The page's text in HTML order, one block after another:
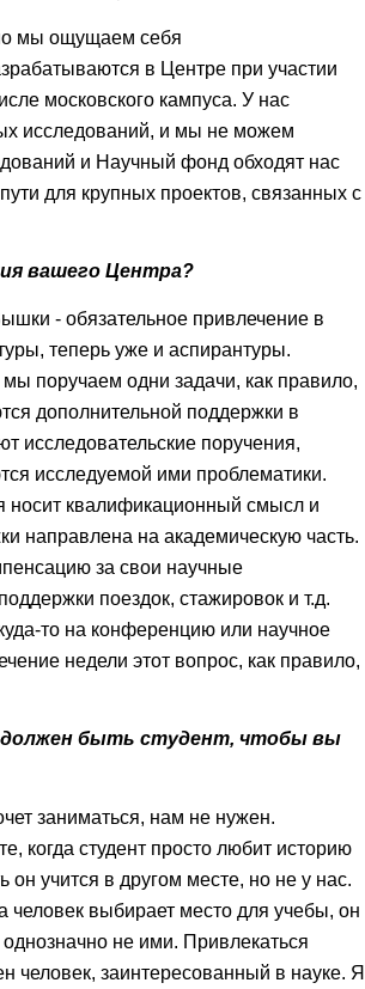
мы ощущаем себя
в Центре при участии
московского кампуса. У нас
исследований, и мы не можем
и Научный фонд обходят нас
для крупных проектов, связанных с
вашего Центра?
- обязательное привлечение в
теперь уже и аспирантуры.
поручаем одни задачи, как правило,
дополнительной поддержки в
исследовательские поручения,
исследуемой ими проблематики.
носит квалификационный смысл и
направлена на академическую часть.
за свои научные
поездок, стажировок и т.д.
то на конференцию или научное
недели этот вопрос, как правило,
должен быть студент, чтобы вы
заниматься, нам не нужен.
когда студент просто любит историю
он учится в другом месте, но не у нас.
выбирает место для учебы, он
не ими. Привлекаться
человек, заинтересованный в науке. Я